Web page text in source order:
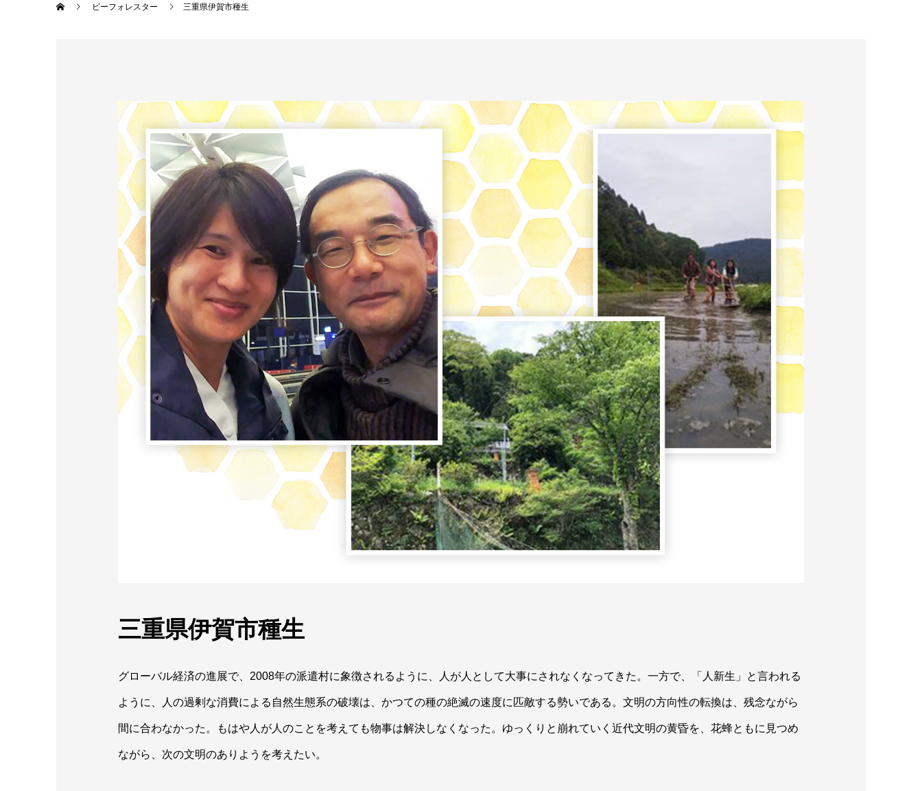
ビーフォレスター 三重県伊賀市種生
三重県伊賀市種生
グローバル経済の進展で、2008年の派遣村に象徴されるように、人が人として大事にされなくなってきた。一方で、「人新生」と言われる
ように、人の過剰な消費による自然生態系の破壊は、かつての種の絶滅の速度に匹敵する勢いである。文明の方向性の転換は、残念ながら
間に合わなかった。もはや人が人のことを考えても物事は解決しなくなった。ゆっくりと崩れていく近代文明の黄昏を、花蜂ともに見つめ
ながら、次の文明のありようを考えたい。